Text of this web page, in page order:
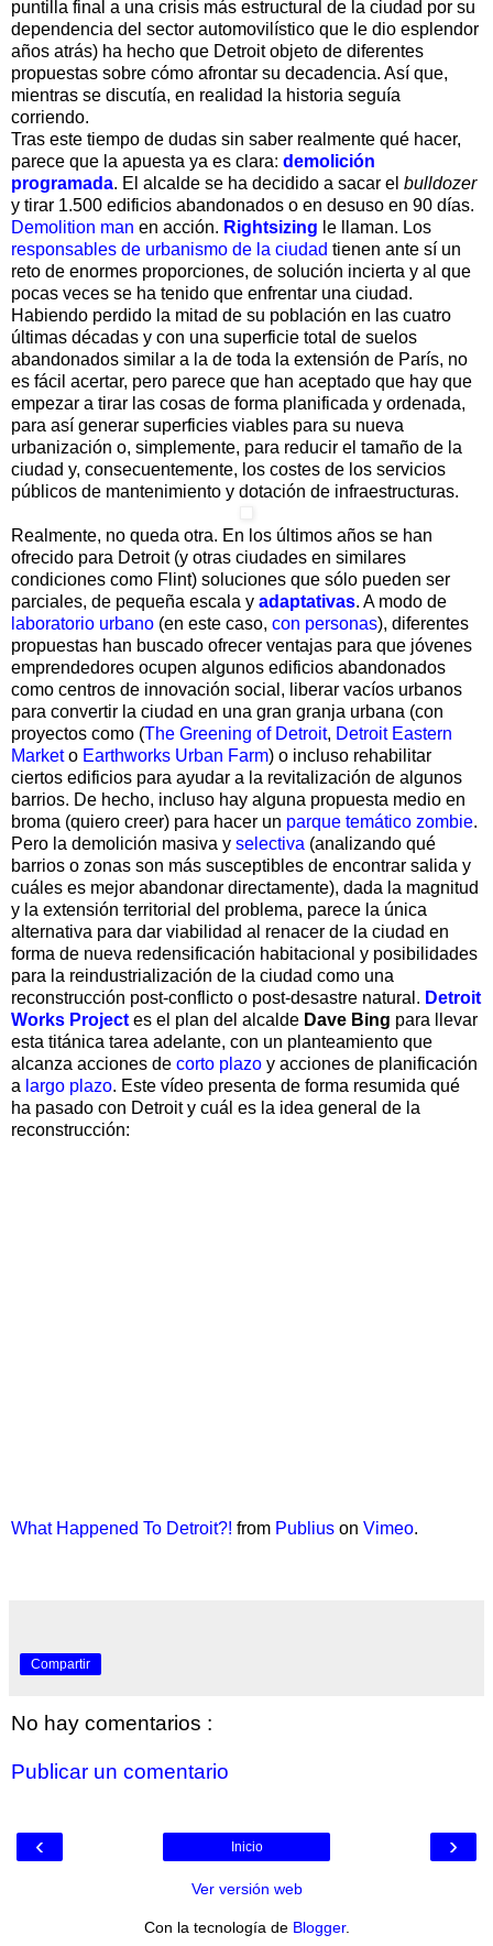
puntilla final a una crisis más estructural de la ciudad por su
dependencia del sector automovilístico que le dio esplendor
años atrás) ha hecho que Detroit objeto de diferentes
propuestas sobre cómo afrontar su decadencia. Así que,
mientras se discutía, en realidad la historia seguía
corriendo.
Tras este tiempo de dudas sin saber realmente qué hacer,
parece que la apuesta ya es clara: demolición
programada. El alcalde se ha decidido a sacar el bulldozer
y tirar 1.500 edificios abandonados o en desuso en 90 días.
Demolition man en acción. Rightsizing le llaman. Los
responsables de urbanismo de la ciudad tienen ante sí un
reto de enormes proporciones, de solución incierta y al que
pocas veces se ha tenido que enfrentar una ciudad.
Habiendo perdido la mitad de su población en las cuatro
últimas décadas y con una superficie total de suelos
abandonados similar a la de toda la extensión de París, no
es fácil acertar, pero parece que han aceptado que hay que
empezar a tirar las cosas de forma planificada y ordenada,
para así generar superficies viables para su nueva
urbanización o, simplemente, para reducir el tamaño de la
ciudad y, consecuentemente, los costes de los servicios
públicos de mantenimiento y dotación de infraestructuras.
Realmente, no queda otra. En los últimos años se han
ofrecido para Detroit (y otras ciudades en similares
condiciones como Flint) soluciones que sólo pueden ser
parciales, de pequeña escala y adaptativas. A modo de
laboratorio urbano (en este caso, con personas), diferentes
propuestas han buscado ofrecer ventajas para que jóvenes
emprendedores ocupen algunos edificios abandonados
como centros de innovación social, liberar vacíos urbanos
para convertir la ciudad en una gran granja urbana (con
proyectos como (The Greening of Detroit, Detroit Eastern
Marketo Earthworks Urban Farm) o incluso rehabilitar
ciertos edificios para ayudar a la revitalización de algunos
barrios. De hecho, incluso hay alguna propuesta medio en
broma (quiero creer) para hacer un parque temático zombie.
Pero la demolición masiva y selectiva (analizando qué
barrios o zonas son más susceptibles de encontrar salida y
cuáles es mejor abandonar directamente), dada la magnitud
y la extensión territorial del problema, parece la única
alternativa para dar viabilidad al renacer de la ciudad en
forma de nueva redensificación habitacional y posibilidades
para la reindustrialización de la ciudad como una
reconstrucción post-conflicto o post-desastre natural. Detroit
Works Project es el plan del alcalde Dave Bing para llevar
esta titánica tarea adelante, con un planteamiento que
alcanza acciones de corto plazo y acciones de planificación
a largo plazo. Este vídeo presenta de forma resumida qué
ha pasado con Detroit y cuál es la idea general de la
reconstrucción:
What Happened To Detroit?! from Publius on Vimeo.
Compartir
No hay comentarios :
Publicar un comentario
‹ ›
Inicio
Ver versión web
Con la tecnología de Blogger.